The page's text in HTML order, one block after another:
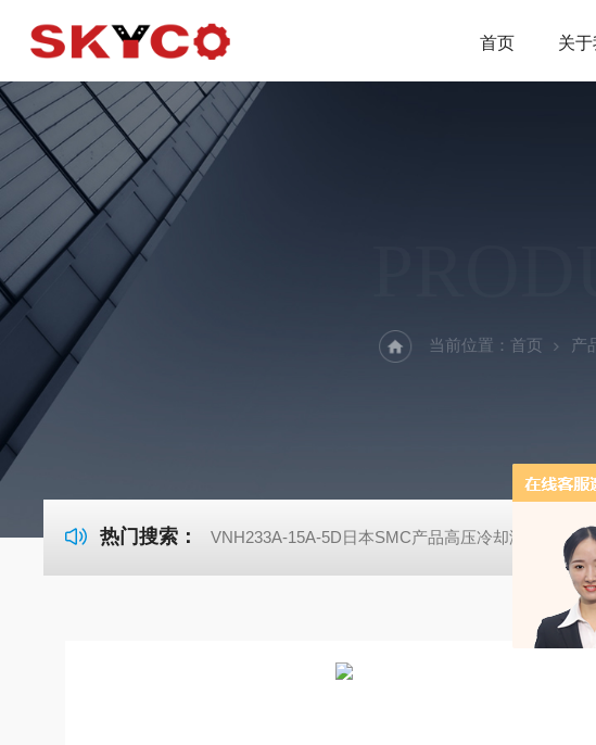
首页 关
当前位置： 首页 产
热门搜索： VNH233A-15A-5D日本SMC产品高压冷却液用阀